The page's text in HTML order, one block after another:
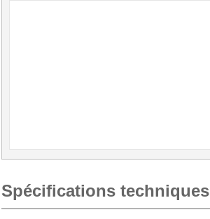
Spécifications techniques